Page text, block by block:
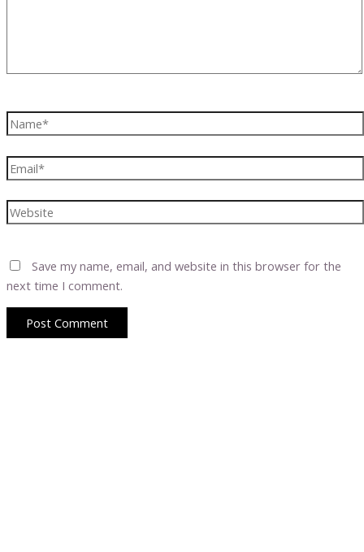
Name*
Email*
Website
Save my name, email, and website in this browser for the
next time I comment.